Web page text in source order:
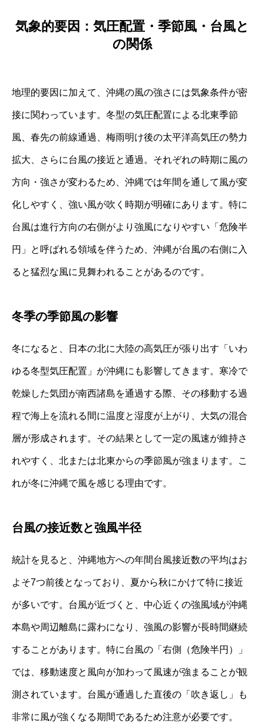
気象的要因：気圧配置・季節風・台風と
の関係
地理的要因に加えて、沖縄の風の強さには気象条件が密
接に関わっています。冬型の気圧配置による北東季節
風、春先の前線通過、梅雨明け後の太平洋高気圧の勢力
拡大、さらに台風の接近と通過。それぞれの時期に風の
方向・強さが変わるため、沖縄では年間を通して風が変
化しやすく、強い風が吹く時期が明確にあります。特に
台風は進行方向の右側がより強風になりやすい「危険半
円」と呼ばれる領域を伴うため、沖縄が台風の右側に入
ると猛烈な風に見舞われることがあるのです。
冬季の季節風の影響
冬になると、日本の北に大陸の高気圧が張り出す「いわ
ゆる冬型気圧配置」が沖縄にも影響してきます。寒冷で
乾燥した気団が南西諸島を通過する際、その移動する過
程で海上を流れる間に温度と湿度が上がり、大気の混合
層が形成されます。その結果として一定の風速が維持さ
れやすく、北または北東からの季節風が強まります。こ
れが冬に沖縄で風を感じる理由です。
台風の接近数と強風半径
統計を見ると、沖縄地方への年間台風接近数の平均はお
よそ7つ前後となっており、夏から秋にかけて特に接近
が多いです。台風が近づくと、中心近くの強風域が沖縄
本島や周辺離島に露わになり、強風の影響が長時間継続
することがあります。特に台風の「右側（危険半円）」
では、移動速度と風向が加わって風速が強まることが観
測されています。台風が通過した直後の「吹き返し」も
非常に風が強くなる期間であるため注意が必要です。